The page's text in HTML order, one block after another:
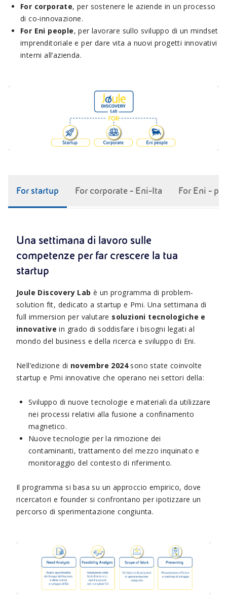
For corporate, per sostenere le aziende in un processo
di co-innovazione.
For Eni people, per lavorare sullo sviluppo di un mindset
imprenditoriale e per dare vita a nuovi progetti innovativi
interni all’azienda.
For startup For corporate - Eni-Ita For Eni -
Una settimana di lavoro sulle
competenze per far crescere la tua
startup
Joule Discovery Lab è un programma di problem-
solution fit, dedicato a startup e Pmi. Una settimana di
full immersion per valutare soluzioni tecnologiche e
innovative in grado di soddisfare i bisogni legati al
mondo del business e della ricerca e sviluppo di Eni.
Nell’edizione di novembre 2024sono state coinvolte
startup e Pmi innovative che operano nei settori della:
Sviluppo di nuove tecnologie e materiali da utilizzare
nei processi relativi alla fusione a confinamento
magnetico.
Nuove tecnologie per la rimozione dei
contaminanti, trattamento del mezzo inquinato e
monitoraggio del contesto di riferimento.
Il programma si basa su un approccio empirico, dove
ricercatori e founder si confrontano per ipotizzare un
percorso di sperimentazione congiunta.